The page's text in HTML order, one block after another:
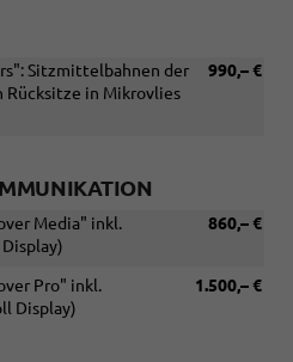
990,– €
Sitzmittelbahnen der
Rücksitze in Mikrovlies
860,– €
Media" inkl.
1.500,– €
Pro" inkl.
Display)